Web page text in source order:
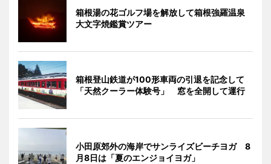
箱根湯の花ゴルフ場を解放して箱根強羅温泉
大文字焼鑑賞ツアー
箱根登山鉄道が100形車両の引退を記念して
「天然クーラー体験号」 窓を全開して運行
小田原郊外の海岸でサンライズビーチヨガ 8
月8日は「夏のエンジョイヨガ」